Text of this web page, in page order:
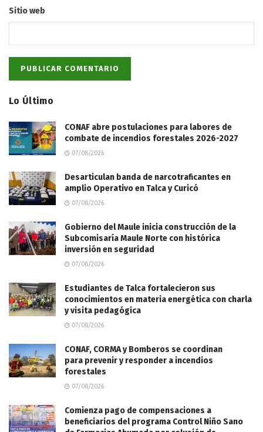
Sitio web
Lo Último
CONAF abre postulaciones para labores de
combate de incendios forestales 2026-2027
07/08/2026
Desarticulan banda de narcotraficantes en
amplio Operativo en Talca y Curicó
07/08/2026
Gobierno del Maule inicia construcción de la
Subcomisaría Maule Norte con histórica
inversión en seguridad
07/08/2026
Estudiantes de Talca fortalecieron sus
conocimientos en materia energética con charla
y visita pedagógica
07/08/2026
CONAF, CORMA y Bomberos se coordinan
para prevenir y responder a incendios
forestales
07/08/2026
Comienza pago de compensaciones a
beneficiarios del programa Control Niño Sano